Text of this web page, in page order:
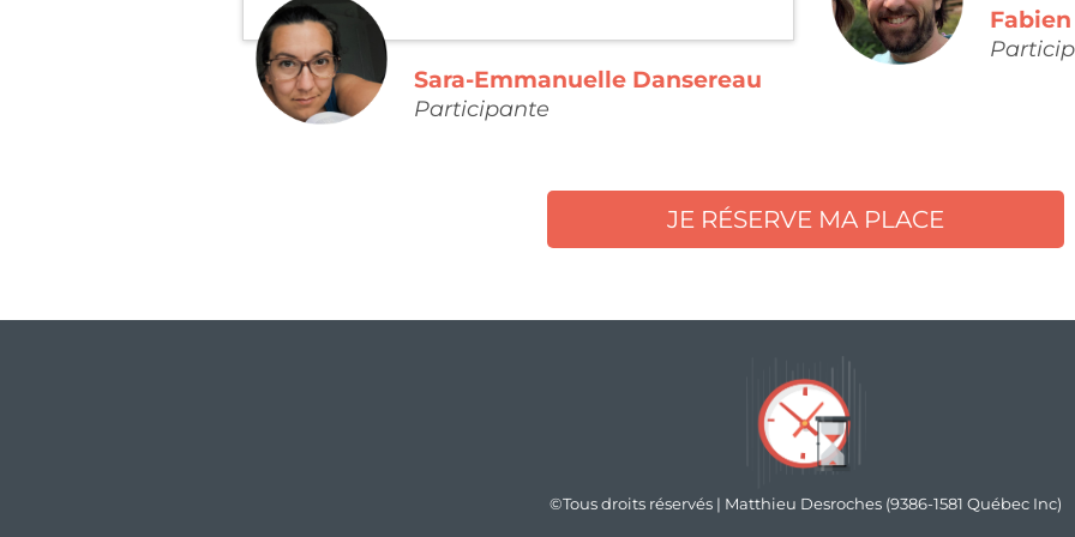
Sara-Emmanuelle Dansereau
Participante
JE RÉSERVE MA PLACE
©Tous droits réservés | Matthieu Desroches (9386-1581 Québec Inc)